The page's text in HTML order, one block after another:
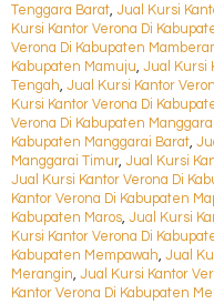
Tenggara Barat, Jual Kursi
Kursi Kantor Verona Di
Verona Di Kabupaten
Kabupaten Mamuju, Jual Kursi
Tengah, Jual Kursi Kantor
Kursi Kantor Verona Di
Verona Di Kabupaten Manggarai
Kabupaten Manggarai Barat,
Manggarai Timur, Jual Kursi
Jual Kursi Kantor Verona Di
Kantor Verona Di Kabupaten
Kabupaten Maros, Jual Kursi
Kursi Kantor Verona Di
Kabupaten Mempawah, Jual
Merangin, Jual Kursi Kantor
Kantor Verona Di Kabupaten